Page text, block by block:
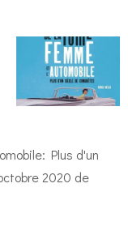
Plus d'un
2020 de